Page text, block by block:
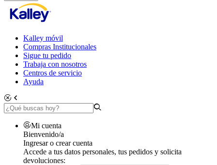
Kalley móvil
Compras Institucionales
Sigue tu pedido
Trabaja con nosotros
Centros de servicio
Ayuda
Mi cuenta
Bienvenido/a
Ingresar o crear cuenta
Accede a tus datos personales, tus pedidos y solicita
devoluciones: